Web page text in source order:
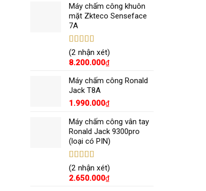
Máy chấm công khuôn
mặt Zkteco Senseface
7A
Được xếp
hạng5.005
sao
(2 nhận xét)
8.200.000₫
Máy chấm công Ronald
Jack T8A
1.990.000₫
Máy chấm công vân tay
Ronald Jack 9300pro
(loại có PIN)
Được xếp
hạng5.005
sao
(2 nhận xét)
2.650.000₫